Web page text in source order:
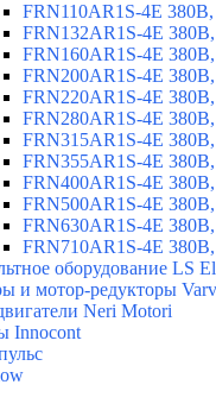
FRN110AR1S-4E
FRN132AR1S-4E
FRN160AR1S-4E
FRN200AR1S-4E
FRN220AR1S-4E
FRN280AR1S-4E
FRN315AR1S-4E
FRN355AR1S-4E
FRN400AR1S-4E
FRN500AR1S-4E
FRN630AR1S-4E
FRN710AR1S-4E
оборудование LS
и мотор-редукторы
Neri Motori
Innocont